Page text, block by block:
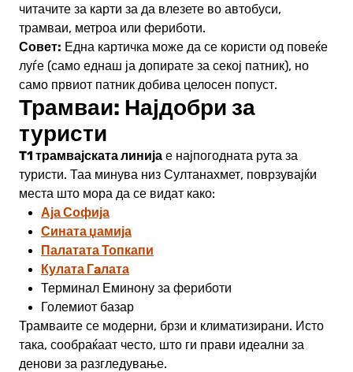
читачите за карти за да влезете во автобуси,
трамваи, метроа или фериботи.
Совет: Една картичка може да се користи од повеќе
луѓе (само еднаш ја допирате за секој патник), но
само првиот патник добива целосен попуст.
Трамваи: Најдобри за
туристи
T1 трамвајската линија е најпогодната рута за
туристи. Таа минува низ Султанахмет, поврзувајќи
места што мора да се видат како:
Аја Софија
Сината џамија
Палатата Топкапи
Кулата Гaлата
Терминал Еминону за фериботи
Големиот базар
Трамваите се модерни, брзи и климатизирани. Исто
така, сообраќаат често, што ги прави идеални за
денови за разгледување.